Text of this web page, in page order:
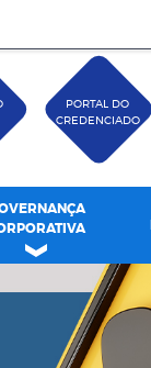
PORTAL DO
CREDENCIADO